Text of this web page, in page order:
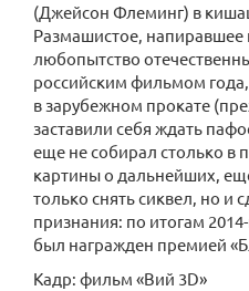
(Джейсон Флеминг) в
Размашистое, напиравшее
любопытство
российским фильмом
в зарубежном прокате
заставили себя ждать
еще не собирал столько в
картины о дальнейших,
только снять сиквел, но
признания: по итогам
был награжден премией
Кадр: фильм «Вий 3D»